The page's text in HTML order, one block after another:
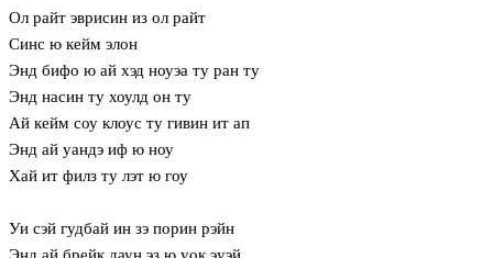
Ол райт эврисин из ол райт
Синс ю кейм элон
Энд бифо ю ай хэд ноуэа ту ран ту
Энд насин ту хоулд он ту
Ай кейм соу клоус ту гивин ит ап
Энд ай уандэ иф ю ноу
Хай ит филз ту лэт ю гоу
Уи сэй гудбай ин зэ порин рэйн
Энд ай брейк даун эз ю уок эуэй